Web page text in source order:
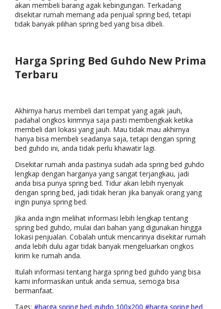
akan membeli barang agak kebingungan. Terkadang
disekitar rumah memang ada penjual spring bed, tetapi
tidak banyak pilihan spring bed yang bisa dibeli.
Harga Spring Bed Guhdo New Prima
Terbaru
Akhirnya harus membeli dari tempat yang agak jauh,
padahal ongkos kirimnya saja pasti membengkak ketika
membeli dari lokasi yang jauh. Mau tidak mau akhirnya
hanya bisa membeli seadanya saja, tetapi dengan spring
bed guhdo ini, anda tidak perlu khawatir lagi.
Disekitar rumah anda pastinya sudah ada spring bed guhdo
lengkap dengan harganya yang sangat terjangkau, jadi
anda bisa punya spring bed. Tidur akan lebih nyenyak
dengan spring bed, jadi tidak heran jika banyak orang yang
ingin punya spring bed.
Jika anda ingin melihat informasi lebih lengkap tentang
spring bed guhdo, mulai dari bahan yang digunakan hingga
lokasi penjualan. Cobalah untuk mencarinya disekitar rumah
anda lebih dulu agar tidak banyak mengeluarkan ongkos
kirim ke rumah anda.
Itulah informasi tentang harga spring bed guhdo yang bisa
kami informasikan untuk anda semua, semoga bisa
bermanfaat.
Tags: #harga spring bed guhdo 100x200 #harga spring bed